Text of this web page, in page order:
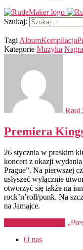
Szukaj:
Tagi AlbumKompilacja
Kategorie Muzyka
Raul
Premiera
26 stycznia w praskim
koncert z okazji
Prague”. Na pierwszej
usłyszeć wyłącznie
otworzyć się także na
rock’n’roll/punk. Na
na Jamajce.
O nas